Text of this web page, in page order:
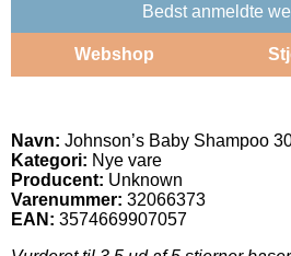
Bedst anmeldte
Webshop
Navn: Johnson’s Baby Shampoo
Kategori: Nye vare
Producent: Unknown
Varenummer: 32066373
EAN: 3574669907057